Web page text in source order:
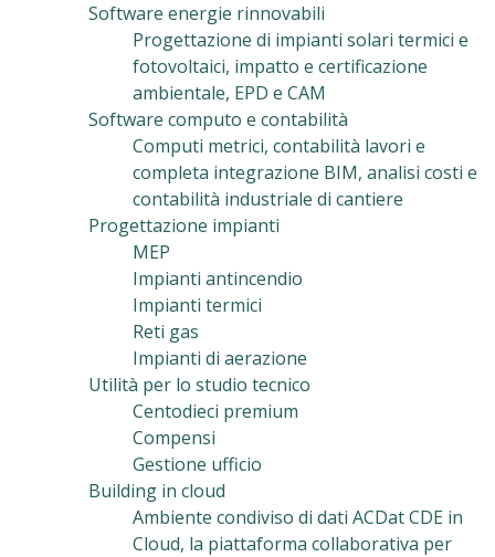
Software energie rinnovabili
Progettazione di impianti solari termici e
fotovoltaici, impatto e certificazione
ambientale, EPD e CAM
Software computo e contabilità
Computi metrici, contabilità lavori e
completa integrazione BIM, analisi costi e
contabilità industriale di cantiere
Progettazione impianti
MEP
Impianti antincendio
Impianti termici
Reti gas
Impianti di aerazione
Utilità per lo studio tecnico
Centodieci premium
Compensi
Gestione ufficio
Building in cloud
Ambiente condiviso di dati ACDat CDE in
Cloud, la piattaforma collaborativa per